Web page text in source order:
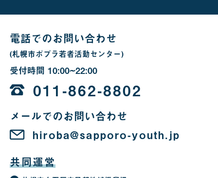
場
電話でのお問い合わせ
(札幌市ポプラ若者活動センター)
受付時間 10:00~22:00
時
か
ら
22
011-862-8802
メールでのお問い合わせ
hiroba@sapporo-youth.jp
共同運営